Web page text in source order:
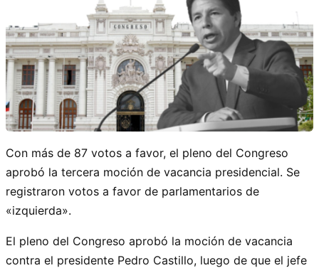
Con más de 87 votos a favor, el pleno del Congreso
aprobó la tercera moción de vacancia presidencial. Se
registraron votos a favor de parlamentarios de
«izquierda».
El pleno del Congreso aprobó la moción de vacancia
contra el presidente Pedro Castillo, luego de que el jefe